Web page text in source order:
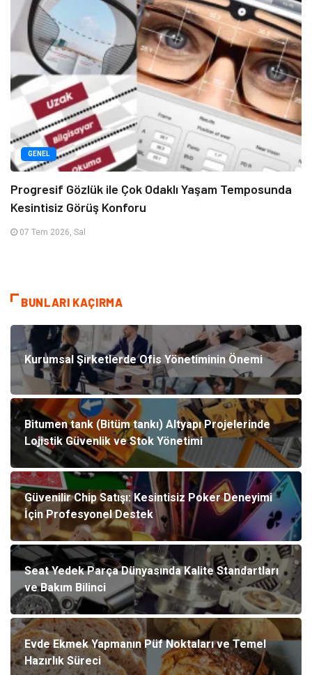
GENEL
Progresif Gözlük ile Çok Odaklı Yaşam Temposunda
Kesintisiz Görüş Konforu
07 Tem 2026, Sal
BUNLARI KAÇIRMA
Kurumsal Şirketlerde Ofis Yönetiminin Önemi
Bitumen tank (Bitüm tankı) Altyapı Projelerinde
Lojistik Güvenlik ve Stok Yönetimi
Güvenilir Chip Satışı: Kesintisiz Poker Deneyimi
İçin Profesyonel Destek
Seat Yedek Parça Dünyasında Kalite Standartları
ve Bakım Bilinci
Evde Ekmek Yapmanın Püf Noktaları ve Temel
Hazırlık Süreci